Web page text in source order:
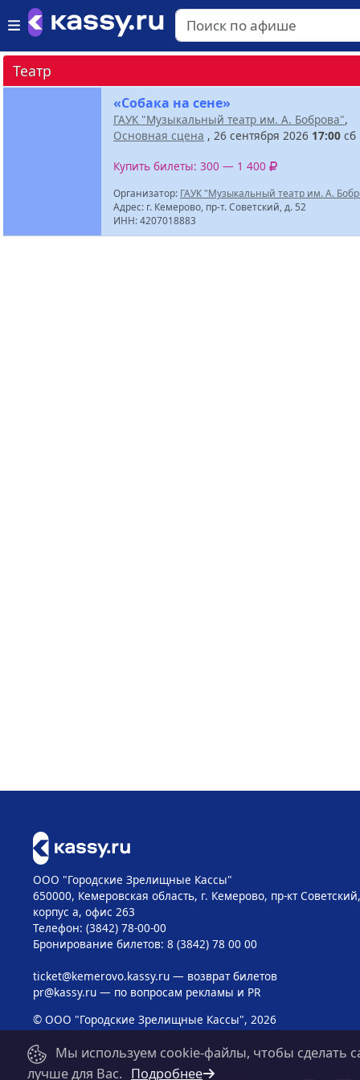
Театр
«Собака на сене»
ГАУК "Музыкальный театр им. А. Боброва",
Основная сцена , 26 сентября 2026 17:00 сб
Купить билеты: 300 — 1 400
Организатор: ГАУК "Музыкальный театр им. А.
Адрес: г. Кемерово, пр-т. Советский, д. 52
ИНН: 4207018883
ООО "Городские Зрелищные Кассы"
650000, Кемеровская область, г. Кемерово, пр-кт
корпус а, офис 263
Телефон: (3842) 78-00-00
Бронирование билетов: 8 (3842) 78 00 00
ticket@kemerovo.kassy.ru— возврат билетов
pr@kassy.ru— по вопросам рекламы и PR
© ООО "Городские Зрелищные Кассы", 2026
Мы используем cookie-файлы, чтобы сделать
лучше для Вас. Подробнее